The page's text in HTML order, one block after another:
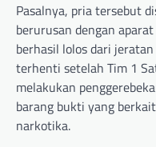
Pasalnya, pria tersebut
berurusan dengan
berhasil lolos dari
terhenti setelah Tim 1
melakukan
barang bukti yang
narkotika.